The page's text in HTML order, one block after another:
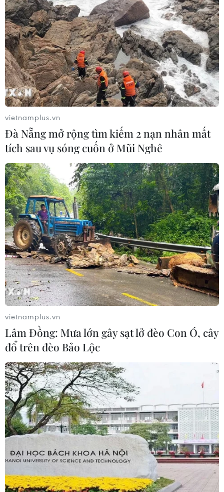
vietnamplus.vn
Đà Nẵng mở rộng tìm kiếm 2 nạn nhân mất
tích sau vụ sóng cuốn ở Mũi Nghê
vietnamplus.vn
Lâm Đồng: Mưa lớn gây sạt lở đèo Con Ó, cây
đổ trên đèo Bảo Lộc